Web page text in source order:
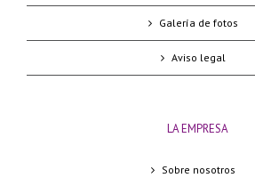
Galería de fotos
Aviso legal
LA EMPRESA
Sobre nosotros